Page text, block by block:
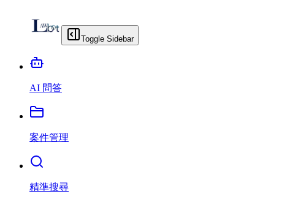
Toggle Sidebar
AI 問答
案件管理
精準搜尋